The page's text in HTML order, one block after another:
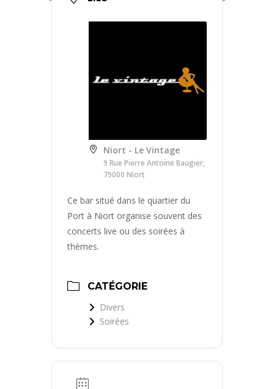
Niort - Le Vintage
9 Rue Pierre Antoine Baugier,
79000 Niort
Ce bar situé dans le quartier du
Port à Niort organise souvent des
concerts live ou des soirées à
thèmes.
CATÉGORIE
Divers
Soirées